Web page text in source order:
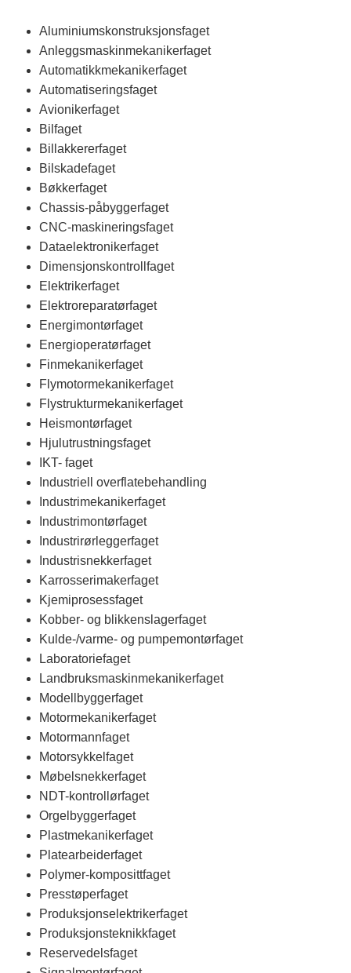
Aluminiumskonstruksjonsfaget
Anleggsmaskinmekanikerfaget
Automatikkmekanikerfaget
Automatiseringsfaget
Avionikerfaget
Bilfaget
Billakkererfaget
Bilskadefaget
Bøkkerfaget
Chassis-påbyggerfaget
CNC-maskineringsfaget
Dataelektronikerfaget
Dimensjonskontrollfaget
Elektrikerfaget
Elektroreparatørfaget
Energimontørfaget
Energioperatørfaget
Finmekanikerfaget
Flymotormekanikerfaget
Flystrukturmekanikerfaget
Heismontørfaget
Hjulutrustningsfaget
IKT- faget
Industriell overflatebehandling
Industrimekanikerfaget
Industrimontørfaget
Industrirørleggerfaget
Industrisnekkerfaget
Karrosserimakerfaget
Kjemiprosessfaget
Kobber- og blikkenslagerfaget
Kulde-/varme- og pumpemontørfaget
Laboratoriefaget
Landbruksmaskinmekanikerfaget
Modellbyggerfaget
Motormekanikerfaget
Motormannfaget
Motorsykkelfaget
Møbelsnekkerfaget
NDT-kontrollørfaget
Orgelbyggerfaget
Plastmekanikerfaget
Platearbeiderfaget
Polymer-komposittfaget
Presstøperfaget
Produksjonselektrikerfaget
Produksjonsteknikkfaget
Reservedelsfaget